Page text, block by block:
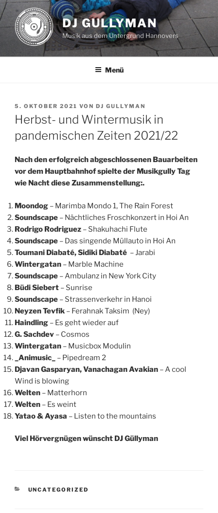
Zum
Inhalt
springen
DJ GULLYMAN
Musik aus dem Untergrund Hannovers
Menü
VERÖFFENTLICHT
AM
5. OKTOBER 2021 VON DJ GULLYMAN
Herbst- und Wintermusik in
pandemischen Zeiten 2021/22
Nach den erfolgreich abgeschlossenen Bauarbeiten
vor dem Hauptbahnhof spielte der Musikgully Tag
wie Nacht diese Zusammenstellung:.
Moondog – Marimba Mondo 1, The Rain Forest
Soundscape – Nächtliches Froschkonzert in Hoi An
Rodrigo Rodriguez – Shakuhachi Flute
Soundscape – Das singende Müllauto in Hoi An
Toumani Diabaté, Sidiki Diabaté – Jarabi
Wintergatan – Marble Machine
Soundscape – Ambulanz in New York City
Büdi Siebert – Sunrise
Soundscape – Strassenverkehr in Hanoi
Neyzen Tevfik – Ferahnak Taksim (Ney)
Haindling – Es geht wieder auf
G. Sachdev – Cosmos
Wintergatan – Musicbox Modulin
_Animusic_
– Pipedream 2
Djavan Gasparyan, Vanachagan Avakian – A cool
Wind is blowing
Welten – Matterhorn
Welten – Es weint
Yatao & Ayasa – Listen to the mountains
Viel Hörvergnügen wünscht DJ Güllyman
KATEGORIEN
UNCATEGORIZED